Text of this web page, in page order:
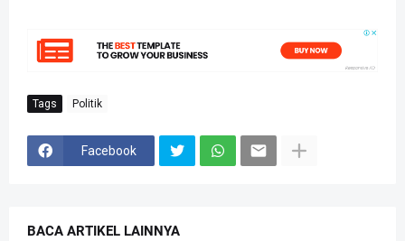
Tags Politik
Facebook
BACA ARTIKEL LAINNYA